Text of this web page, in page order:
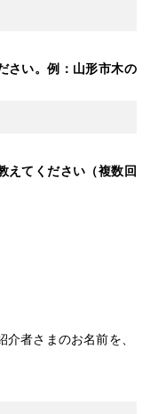
さい。例：山形市木の
えてください（複数回
者さまのお名前を、